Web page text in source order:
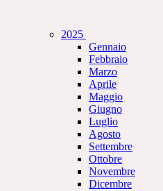
2025
Gennaio
Febbraio
Marzo
Aprile
Maggio
Giugno
Luglio
Agosto
Settembre
Ottobre
Novembre
Dicembre